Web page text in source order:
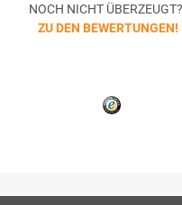
NOCH NICHT ÜBERZEUGT?
ZU DEN BEWERTUNGEN!